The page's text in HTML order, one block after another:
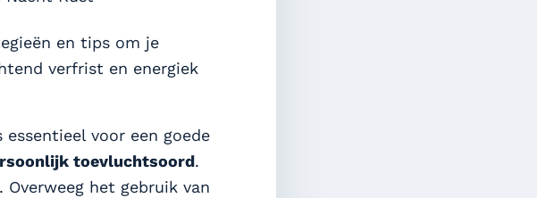
en tips om je
verfrist en energiek
voor een goede
toevluchtsoord.
Overweeg het gebruik van